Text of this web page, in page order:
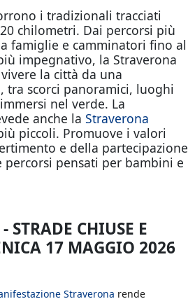
i tradizionali tracciati
chilometri. Dai percorsi più
famiglie e camminatori fino al
impegnativo, la Straverona
la città da una
tra scorci panoramici, luoghi
nel verde. La
anche la Straverona
piccoli. Promuove i valori
e della partecipazione
pensati per bambini e
STRADE CHIUSE E
17 MAGGIO 2026
Straverona rende